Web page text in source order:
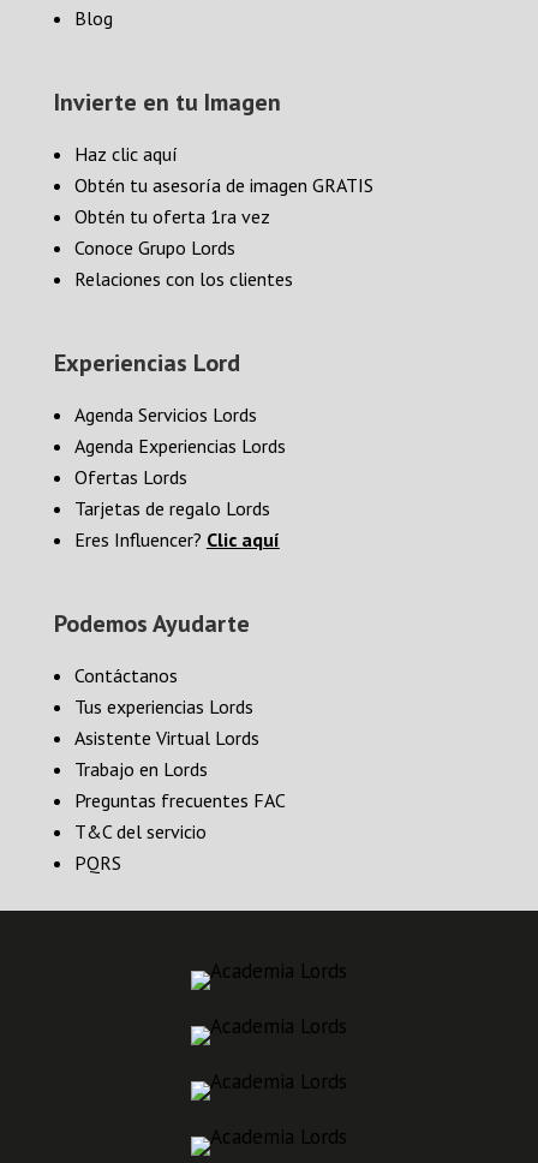
Blog
Invierte en tu Imagen
Haz clic aquí
Obtén tu asesoría de imagen GRATIS
Obtén tu oferta 1ra vez
Conoce Grupo Lords
Relaciones con los clientes
Experiencias Lord
Agenda Servicios Lords
Agenda Experiencias Lords
Ofertas Lords
Tarjetas de regalo Lords
Eres Influencer? Clic aquí
Podemos Ayudarte
Contáctanos
Tus experiencias Lords
Asistente Virtual Lords
Trabajo en Lords
Preguntas frecuentes FAC
T&C del servicio
PQRS